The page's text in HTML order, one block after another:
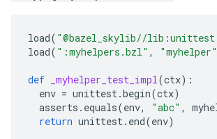
load( "@bazel_skylib//
load( ":myhelpers.bzl" , "myhelper"
def _myhelper_test_impl(ctx):
env = unittest.begin(ctx)
asserts . equals(env, "abc" ,
return unittest. end(env)